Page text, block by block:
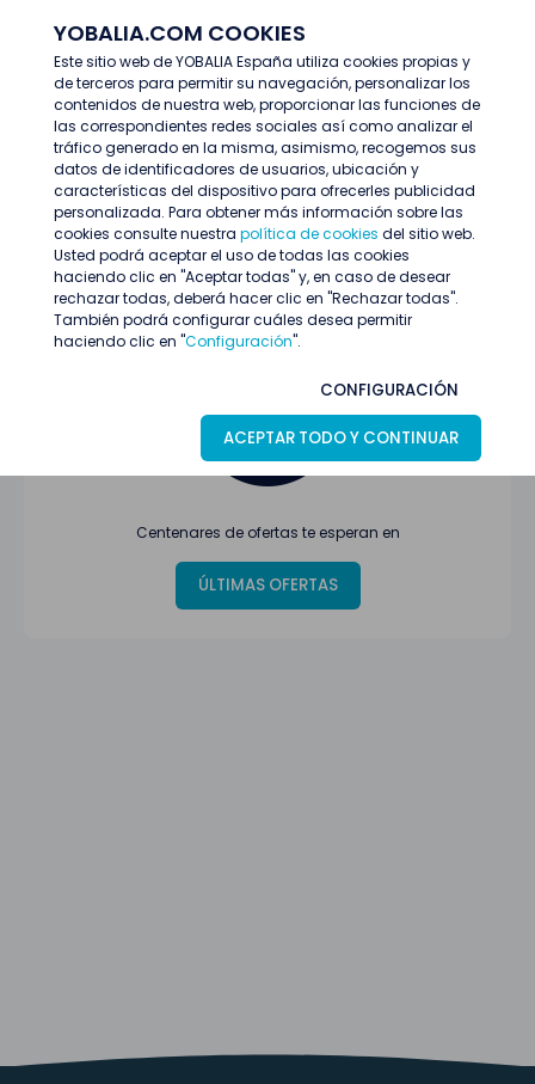
YOBALIA.COM COOKIES
Este sitio web de YOBALIA España utiliza cookies propias y
de terceros para permitir su navegación, personalizar los
contenidos de nuestra web, proporcionar las funciones de
las correspondientes redes sociales así como analizar el
tráfico generado en la misma, asimismo, recogemos sus
datos de identificadores de usuarios, ubicación y
características del dispositivo para ofrecerles publicidad
personalizada. Para obtener más información sobre las
cookies consulte nuestra política de cookies del sitio web.
Usted podrá aceptar el uso de todas las cookies
haciendo clic en "Aceptar todas" y, en caso de desear
rechazar todas, deberá hacer clic en "Rechazar todas".
También podrá configurar cuáles desea permitir
haciendo clic en "Configuración".
CONFIGURACIÓN
ACEPTAR TODO Y CONTINUAR
Últimas ofertas
Oferta no encontrada o ha finalizado su
proceso de selección
Centenares de ofertas te esperan en
ÚLTIMAS OFERTAS